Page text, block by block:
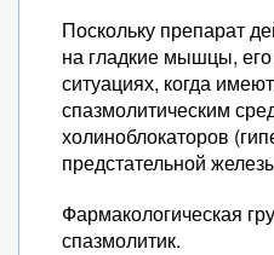
Поскольку препарат
на гладкие мышцы, его
ситуациях, когда
спазмолитическим
холиноблокаторов
предстательной
Фармакологическая
спазмолитик.